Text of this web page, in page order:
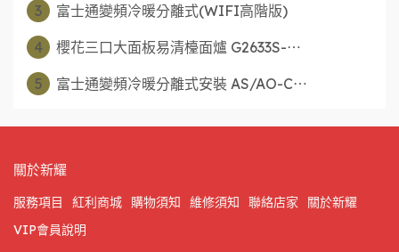
3 富士通變頻冷暖分離式(WIFI高階版)
4 櫻花三口大面板易清檯面爐 G2633S-⋯
5 富士通變頻冷暖分離式安裝 AS/AO-C⋯
關於新耀
服務項目 紅利商城 購物須知 維修須知 聯絡店家
關於新耀
VIP會員說明